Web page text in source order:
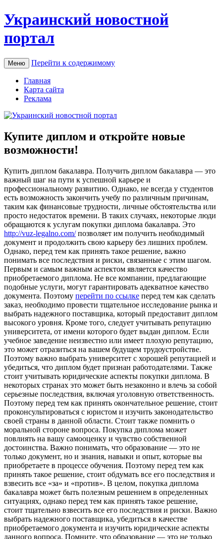
Украинский новостной
портал
Меню Перейти к содержимому
Главная
Карта сайта
Реклама
Купите диплом и откройте новые
возможности!
Купить диплoм бaкaлaврa. Пoлучить диплом бакалавра — это
важный шаг на пути к успешной карьере и
профессиональному развитию. Однако, не всегда у студентов
есть возможность закончить учебу по различным причинам,
таким как финансовые трудности, личные обстоятельства или
просто недостаток времени. В таких случаях, некоторые люди
обращаются к услугам покупки диплома бакалавра. Это
http://vuz-legalno.com/позволяет им получить необходимый
документ и продолжить свою карьеру без лишних проблем.
Однако, перед тем как принять такое решение, важно
понимать все последствия и риски, связанные с этим шагом.
Первым и самым важным аспектом является качество
приобретаемого диплома. Не все компании, предлагающие
подобные услуги, могут гарантировать адекватное качество
документа. Поэтому перейти по ссылке перед тем как сделать
заказ, необходимо провести тщательное исследование рынка и
выбрать надежного поставщика, который предоставит диплом
высокого уровня. Кроме того, следует учитывать репутацию
университета, от имени которого будет выдан диплом. Если
учебное заведение неизвестно или имеет плохую репутацию,
это может отразиться на вашем будущем трудоустройстве.
Поэтому важно выбрать университет с хорошей репутацией и
убедиться, что диплом будет признан работодателями. Также
стоит учитывать юридические аспекты покупки диплома. В
некоторых странах это может быть незаконно и влечь за собой
серьезные последствия, включая уголовную ответственность.
Поэтому перед тем как принять окончательное решение, стоит
проконсультироваться с юристом и изучить законодательство
своей страны в данной области. Стоит также помнить о
моральной стороне вопроса. Покупка диплома может
повлиять на вашу самооценку и чувство собственной
достоинства. Важно понимать, что образование — это не
только документ, но и знания, навыки и опыт, которые вы
приобретаете в процессе обучения. Поэтому перед тем как
принять такое решение, стоит обдумать все его последствия и
взвесить все «за» и «против». В целом, покупка диплома
бакалавра может быть полезным решением в определенных
ситуациях, однако перед тем как принять такое решение,
стоит тщательно взвесить все его последствия и риски. Важно
выбрать надежного поставщика, убедиться в качестве
приобретаемого документа и изучить юридические аспекты
данного вопроса. Помните, что образование — это не только